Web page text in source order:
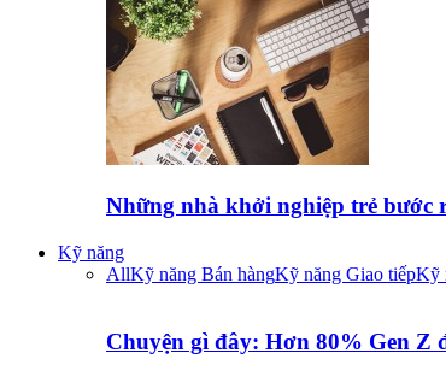
Những nhà khởi nghiệp trẻ bước
Kỹ năng
AllKỹ năng Bán hàngKỹ năng Giao tiếpKỹ
Chuyện gì đây: Hơn 80% Gen